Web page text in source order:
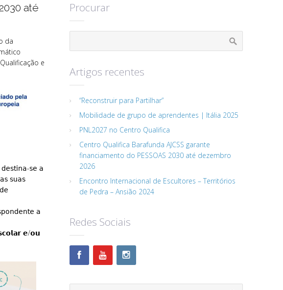
até
da
e
𝗌𝖾 𝖺
𝗌𝗎𝖺𝗌
𝖺
𝗲/𝗼𝘂
Procurar
Artigos recentes
“Reconstruir para Partilhar”
Mobilidade de grupo de aprendentes | Itália 2025
PNL2027 no Centro Qualifica
Centro Qualifica Barafunda AJCSS garante
financiamento do PESSOAS 2030 até dezembro
2026
Encontro Internacional de Escultores – Territórios
de Pedra – Ansião 2024
Redes Sociais